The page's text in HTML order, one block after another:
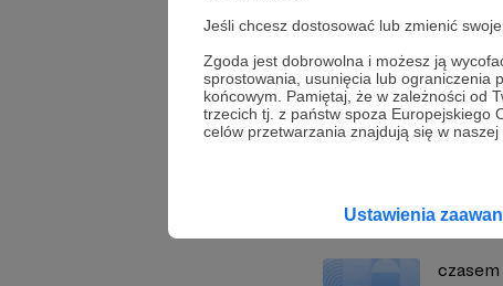
Jeśli chcesz dostosować lub zmienić
Zgoda jest dobrowolna i możesz ją
sprostowania, usunięcia lub ograniczenia
końcowym. Pamiętaj, że w zależności od
trzecich tj. z państw spoza Europejskiego
celów przetwarzania znajdują się w naszej
Ustawienia
Anna
Zobacz również